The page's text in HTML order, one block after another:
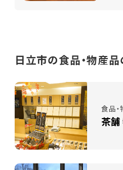
日立市の食品・物産
食品
茶舗